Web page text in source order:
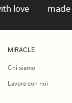
made
MIRACLE
Chi siamo
Lavora con noi